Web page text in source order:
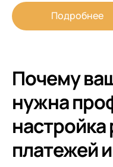
Подробнее
Почему
нужна
настройка
платежей